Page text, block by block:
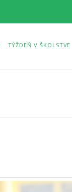
TÝŽDEŇ V ŠKOLSTVE